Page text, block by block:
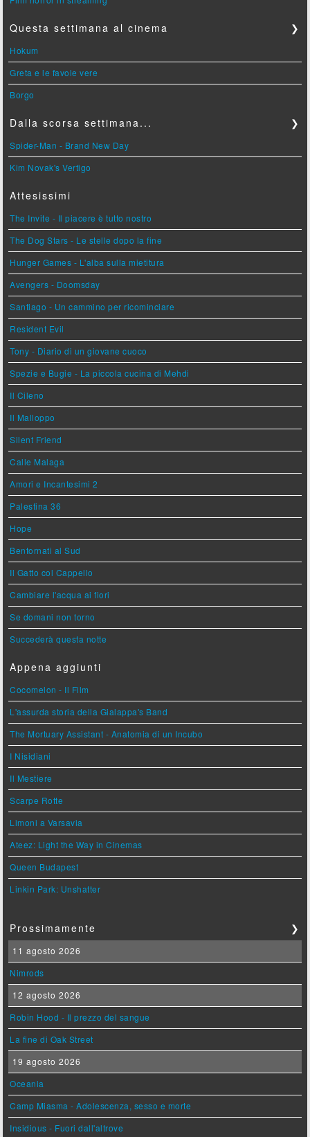
Questa settimana al cinema ❯
Hokum
Greta e le favole vere
Borgo
Dalla scorsa settimana... ❯
Spider-Man - Brand New Day
Kim Novak's Vertigo
Attesissimi
The Invite - Il piacere è tutto nostro
The Dog Stars - Le stelle dopo la fine
Hunger Games - L'alba sulla mietitura
Avengers - Doomsday
Santiago - Un cammino per ricominciare
Resident Evil
Tony - Diario di un giovane cuoco
Spezie e Bugie - La piccola cucina di Mehdi
Il Cileno
Il Malloppo
Silent Friend
Calle Malaga
Amori e Incantesimi 2
Palestina 36
Hope
Bentornati al Sud
Il Gatto col Cappello
Cambiare l'acqua ai fiori
Se domani non torno
Succederà questa notte
Appena aggiunti
Cocomelon - Il Film
L'assurda storia della Gialappa's Band
The Mortuary Assistant - Anatomia di un Incubo
I Nisidiani
Il Mestiere
Scarpe Rotte
Limoni a Varsavia
Ateez: Light the Way in Cinemas
Queen Budapest
Linkin Park: Unshatter
Prossimamente ❯
11 agosto 2026
Nimrods
12 agosto 2026
Robin Hood - Il prezzo del sangue
La fine di Oak Street
19 agosto 2026
Oceania
Camp Miasma - Adolescenza, sesso e morte
Insidious - Fuori dall'altrove